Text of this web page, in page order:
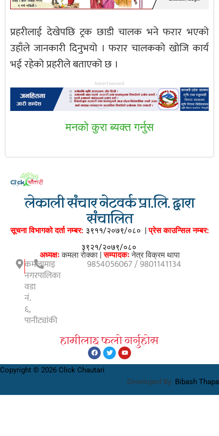
प्रहरीलाई देखेपछि ट्रक छाडी चालक भने फरार भएको
उहाँले जानकारी दिनुभयो । फरार चालकको खोजि कार्य
भई रहेको प्रहरीले बताएको छ ।
Advertisement
मनकाे कुरा ब्यक्त गर्नुस
लेकाली संचार नेटवर्क प्रा.लि. द्वारा
संचालित
सूचना विभागको दर्ता नम्बर: ३९११/२०७९/०८० |प्रेस काउन्सिल नम्बर:
३९२१/२०७९/०८०
अध्यक्षःकमला राेक्का |सम्पादकःनेत्र विक्रम थापा
कमलामाइ
नगरपालिका
वडा
नं.
६,
पानीट्यांकी
9854056067 / 9801141134
हामीलाइ फलाे गर्नुहाेस
Copyright © 2026 Click Chautari
Developed By: Bibash Thapa